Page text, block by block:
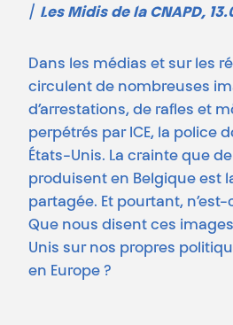
/ Les Midis de la CNAPD,
Dans les médias et sur les
circulent de nombreuses
d’arrestations, de rafles et
perpétrés par ICE, la police
États-Unis. La crainte que
produisent en Belgique est
partagée. Et pourtant,
Que nous disent ces
Unis sur nos propres
en Europe ?